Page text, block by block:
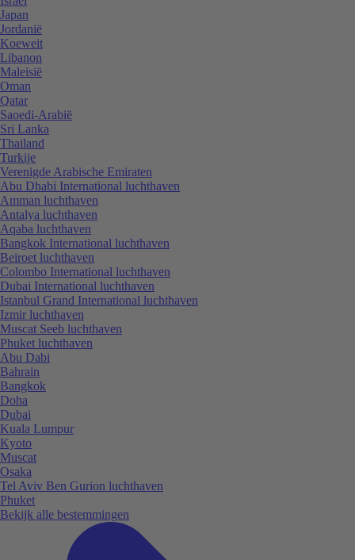
Japan
Jordanië
Koeweit
Libanon
Maleisië
Oman
Qatar
Saoedi-Arabië
Sri Lanka
Thailand
Turkije
Verenigde Arabische Emiraten
Abu Dhabi International luchthaven
Amman luchthaven
Antalya luchthaven
Aqaba luchthaven
Bangkok International luchthaven
Beiroet luchthaven
Colombo International luchthaven
Dubai International luchthaven
Istanbul Grand International luchthaven
Izmir luchthaven
Muscat Seeb luchthaven
Phuket luchthaven
Abu Dabi
Bahrain
Bangkok
Doha
Dubai
Kuala Lumpur
Kyoto
Muscat
Osaka
Tel Aviv Ben Gurion luchthaven
Phuket
Bekijk alle bestemmingen